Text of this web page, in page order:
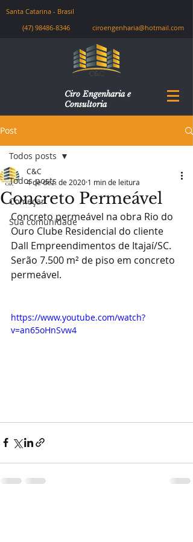
Santa Catarina - Brasil
(47) 98486-8346
ciroengenharia@hotmail.com
Ciro Engenharia e
Consultoria
Post
Todos posts
Começar
Sua comunidade
Todos posts
Concreto Permeável
C&C
4 de dez. de 2020 1 min de leitura
Concreto permeável na obra Rio do
Ouro Clube Residencial do cliente
Dall Empreendimentos de Itajaí/SC.
Serão 7.500 m² de piso em concreto
permeável.
https://www.youtube.com/watch?
v=an65oHnSvw4